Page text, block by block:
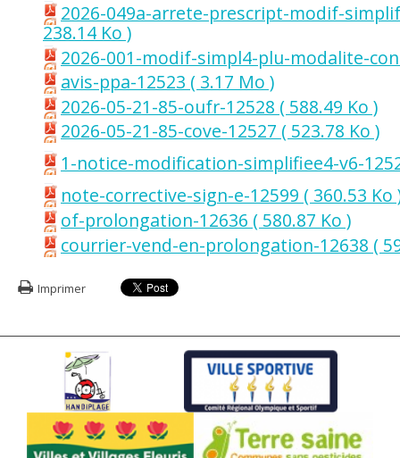
2026-049a-arrete-prescript-modif-
238.14 Ko )
2026-001-modif-simpl4-plu-modalite-
avis-ppa-12523 ( 3.17 Mo )
2026-05-21-85-oufr-12528 ( 588.49 Ko )
2026-05-21-85-cove-12527 ( 523.78 Ko )
1-notice-modification-simplifiee4-v6-
note-corrective-sign-e-12599 ( 360.53 Ko
of-prolongation-12636 ( 580.87 Ko )
courrier-vend-en-prolongation-12638 (
Imprimer